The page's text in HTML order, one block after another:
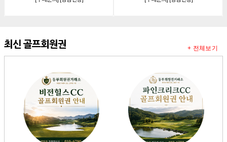
[리조트] 소노호텔앤리조트 스위트 등기 무기명
[리조트]소노호텔앤리조트 스위트 등기 기명
소노호텔앤리조트 이그제큐티브 무기명 회원제
아시아나cc 회원권
발리오스cc 회원권 종류
[리조트]소노호텔앤리조트 패밀리 등기 무기명
비전힐스cc 회원권
최신 골프회원권 + 전체보기